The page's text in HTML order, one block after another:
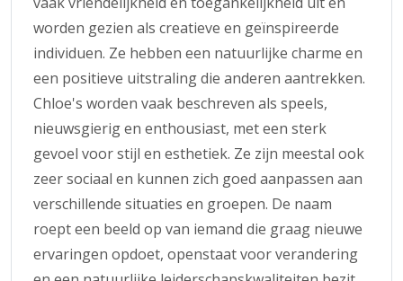
worden gezien als creatieve en geïnspireerde
individuen. Ze hebben een natuurlijke charme en
een positieve uitstraling die anderen aantrekken.
Chloe's worden vaak beschreven als speels,
nieuwsgierig en enthousiast, met een sterk
gevoel voor stijl en esthetiek. Ze zijn meestal ook
zeer sociaal en kunnen zich goed aanpassen aan
verschillende situaties en groepen. De naam
roept een beeld op van iemand die graag nieuwe
ervaringen opdoet, openstaat voor verandering